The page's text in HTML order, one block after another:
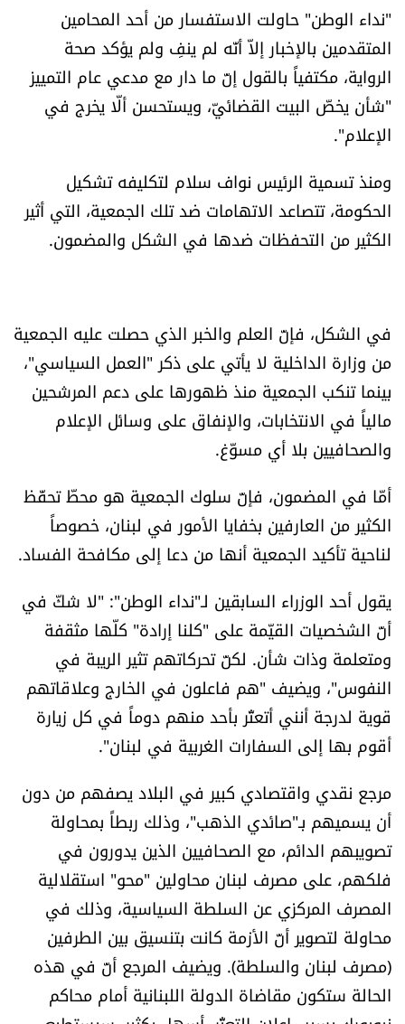
فيديو
من نحن
للتواصل معنا
شروط الاستخدام
شروط الإشتراك
"نداء الوطن" حاولت الاستفسار من أحد المحامين
المتقدمين بالإخبار إلاّ أنّه لم ينفِ ولم يؤكد صحة
الرواية، مكتفياً بالقول إنّ ما دار مع مدعي عام التمييز
"شأن يخصّ البيت القضائيّ، ويستحسن ألّا يخرج في
الإعلام".
ومنذ تسمية الرئيس نواف سلام لتكليفه تشكيل
الحكومة، تتصاعد الاتهامات ضد تلك الجمعية، التي أثير
الكثير من التحفظات ضدها في الشكل والمضمون.
في الشكل، فإنّ العلم والخبر الذي حصلت عليه الجمعية
من وزارة الداخلية لا يأتي على ذكر "العمل السياسي"،
بينما تنكب الجمعية منذ ظهورها على دعم المرشحين
مالياً في الانتخابات، والإنفاق على وسائل الإعلام
والصحافيين بلا أي مسوّغ.
أمّا في المضمون، فإنّ سلوك الجمعية هو محطّ تحفّظ
الكثير من العارفين بخفايا الأمور في لبنان، خصوصاً
لناحية تأكيد الجمعية أنها من دعا إلى مكافحة الفساد.
يقول أحد الوزراء السابقين لـ"نداء الوطن": "لا شكّ في
أنّ الشخصيات القيّمة على "كلنا إرادة" كلّها مثقفة
ومتعلمة وذات شأن. لكنّ تحركاتهم تثير الريبة في
النفوس"، ويضيف "هم فاعلون في الخارج وعلاقاتهم
قوية لدرجة أنني أتعثّر بأحد منهم دوماً في كل زيارة
أقوم بها إلى السفارات الغربية في لبنان".
مرجع نقدي واقتصادي كبير في البلاد يصفهم من دون
أن يسميهم بـ"صائدي الذهب"، وذلك ربطاً بمحاولة
تصويبهم الدائم، مع الصحافيين الذين يدورون في
فلكهم، على مصرف لبنان محاولين "محو" استقلالية
المصرف المركزي عن السلطة السياسية، وذلك في
محاولة لتصوير أنّ الأزمة كانت بتنسيق بين الطرفين
(مصرف لبنان والسلطة). ويضيف المرجع أنّ في هذه
الحالة ستكون مقاضاة الدولة اللبنانية أمام محاكم